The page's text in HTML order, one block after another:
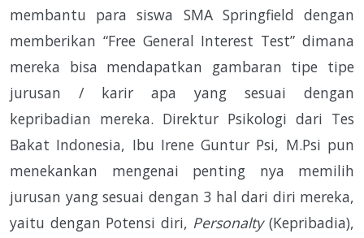
membantu para siswa SMA Springfield dengan
memberikan “Free General Interest Test” dimana
mereka bisa mendapatkan gambaran tipe tipe
jurusan / karir apa yang sesuai dengan
kepribadian mereka. Direktur Psikologi dari Tes
Bakat Indonesia, Ibu Irene Guntur Psi, M.Psi pun
menekankan mengenai penting nya memilih
jurusan yang sesuai dengan 3 hal dari diri mereka,
yaitu dengan Potensi diri, Personalty(Kepribadia),